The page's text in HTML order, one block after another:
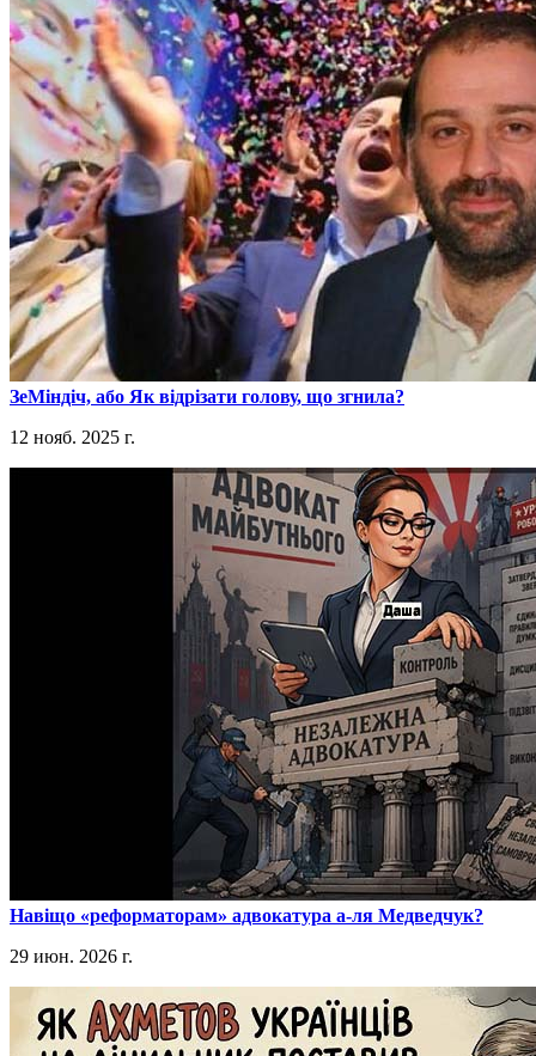
​ЗеМіндіч, або Як відрізати голову, що згнила?
12 нояб. 2025 г.
​Навіщо «реформаторам» адвокатура а-ля Медведчук?
29 июн. 2026 г.